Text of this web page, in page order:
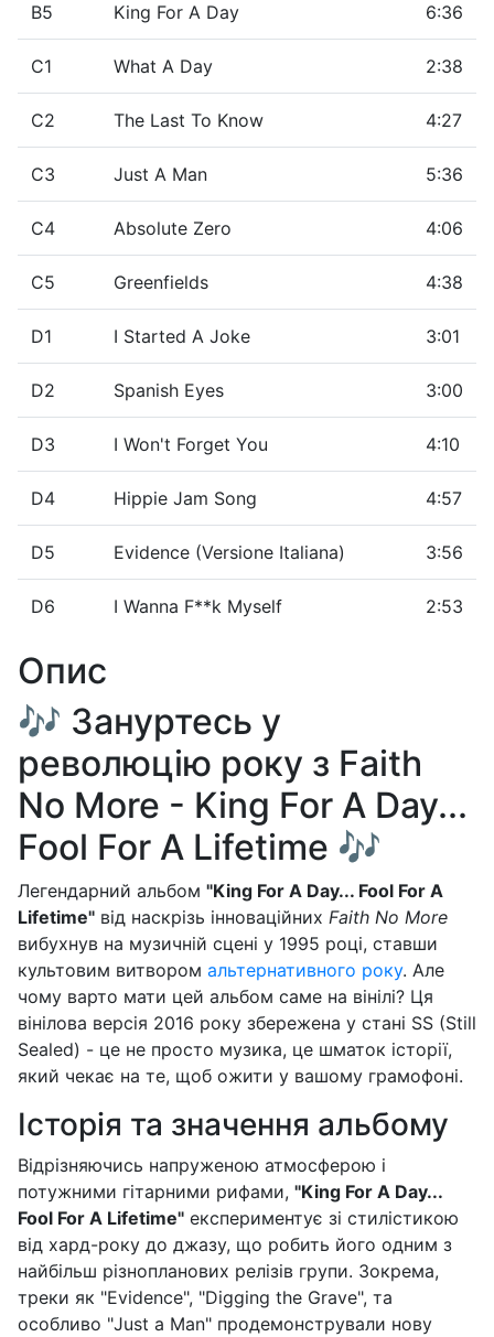
B5 King For A Day 6:36
C1 What A Day 2:38
C2 The Last To Know 4:27
C3 Just A Man 5:36
C4 Absolute Zero 4:06
C5 Greenfields 4:38
D1 I Started A Joke 3:01
D2 Spanish Eyes 3:00
D3 I Won't Forget You 4:10
D4 Hippie Jam Song 4:57
D5 Evidence (Versione Italiana) 3:56
D6 I Wanna F**k Myself 2:53
Опис
🎶 Зануртесь у
революцію року з Faith
No More - King For A Day...
Fool For A Lifetime 🎶
Легендарний альбом "King For A Day... Fool For A
Lifetime" від наскрізь інноваційних Faith No More
вибухнув на музичній сцені у 1995 році, ставши
культовим витвором альтернативного року. Але
чому варто мати цей альбом саме на вінілі? Ця
вінілова версія 2016 року збережена у стані SS (Still
Sealed) - це не просто музика, це шматок історії,
який чекає на те, щоб ожити у вашому грамофоні.
Історія та значення альбому
Відрізняючись напруженою атмосферою і
потужними гітарними рифами, "King For A Day...
Fool For A Lifetime" експериментує зі стилістикою
від хард-року до джазу, що робить його одним з
найбільш різнопланових релізів групи. Зокрема,
треки як "Evidence", "Digging the Grave", та
особливо "Just a Man" продемонстрували нову